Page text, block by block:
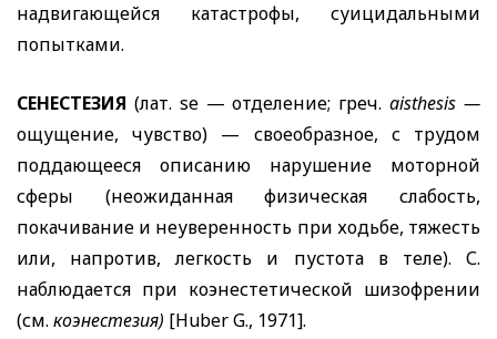
надвигающейся катастрофы, суицидальными
попытками.
СЕНЕСТЕЗИЯ (лат. se— отделение; греч.aisthesis —
ощущение, чувство) — своеобразное, с трудом
поддающееся описанию нарушение моторной
сферы (неожиданная физическая слабость,
покачивание и неуверенность при ходьбе, тяжесть
или, напротив, легкость и пустота в теле). С.
наблюдается при коэнестетической шизофрении
(см. коэнестезия) [Huber G., 1971].